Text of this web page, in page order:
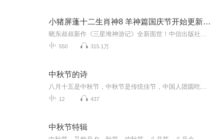
小猪屏蓬十二生肖神8 羊神篇国庆节开始更新啦！
550 315.1万
中秋节的诗
12 437
中秋节特辑